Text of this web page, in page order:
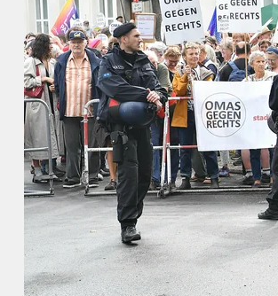
wahrheit
verlag
verlag
veranstaltungen
shop
fragen & hilfe
unterstützen
abo